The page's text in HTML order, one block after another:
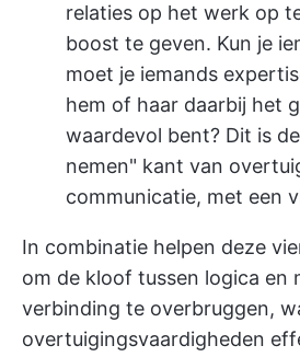
relaties op het werk op
boost te geven. Kun je
moet je iemands
hem of haar daarbij het
waardevol bent? Dit is
nemen" kant van
communicatie, met een
In combinatie helpen deze
om de kloof tussen logica en
verbinding te overbruggen,
overtuigingsvaardigheden